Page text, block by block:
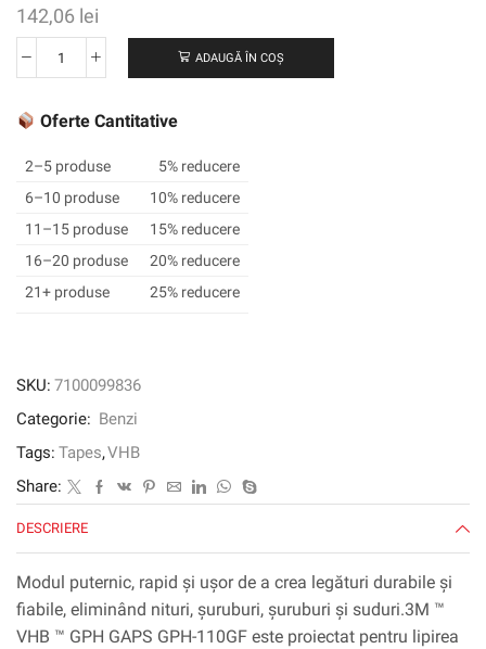
142,06 lei
Cantitate
3M
VHB
GPH-
110GF,
gri,
m,
mm
ADAUGĂ ÎN COȘ
Oferte Cantitative
2–5 produse
5% reducere
6–10 produse
10% reducere
11–15 produse
15% reducere
16–20 produse
20% reducere
21+ produse
25% reducere
SKU: 7100099836
Categorie: Benzi
Tags: Tapes,VHB
Share:
DESCRIERE
Modul puternic, rapid și ușor de a crea legături durabile și
fiabile, eliminând nituri, șuruburi, șuruburi și suduri.3M ™
VHB ™ GPH GAPS GPH-110GF este proiectat pentru lipirea